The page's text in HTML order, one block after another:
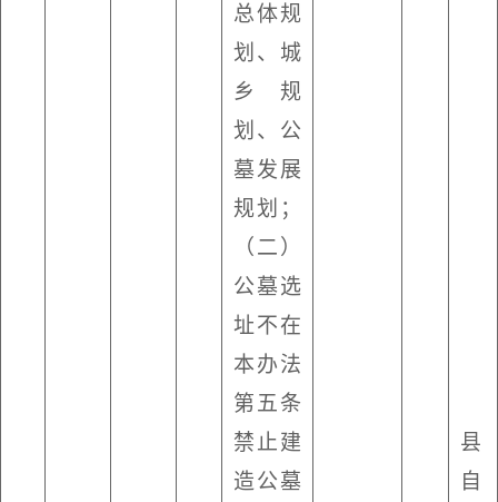
总体规
划、城
乡规
划、公
墓发展
规划；
（二）
公墓选
址不在
本办法
第五条
禁止建
造公墓
县
自